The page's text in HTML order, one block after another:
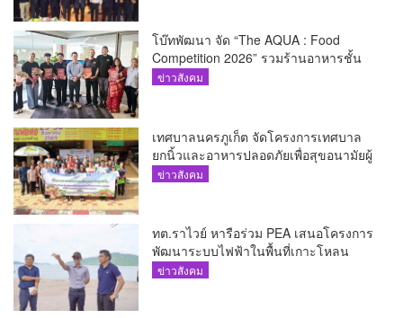
โบ๊ทพัฒนา จัด “The AQUA : Food
Competition 2026” รวมร้านอาหารชั้น
นำของ The Shopps at The AQUA ชู
ข่าวสังคม
เทศบาลนครภูเก็ต จัดโครงการเทศบาล
ยกนิ้วและอาหารปลอดภัยเพื่อสุขอนามัยผู้
บริโภค
ข่าวสังคม
ทต.ราไวย์ หารือร่วม PEA เสนอโครงการ
พัฒนาระบบไฟฟ้าในพื้นที่เกาะโหลน
ข่าวสังคม